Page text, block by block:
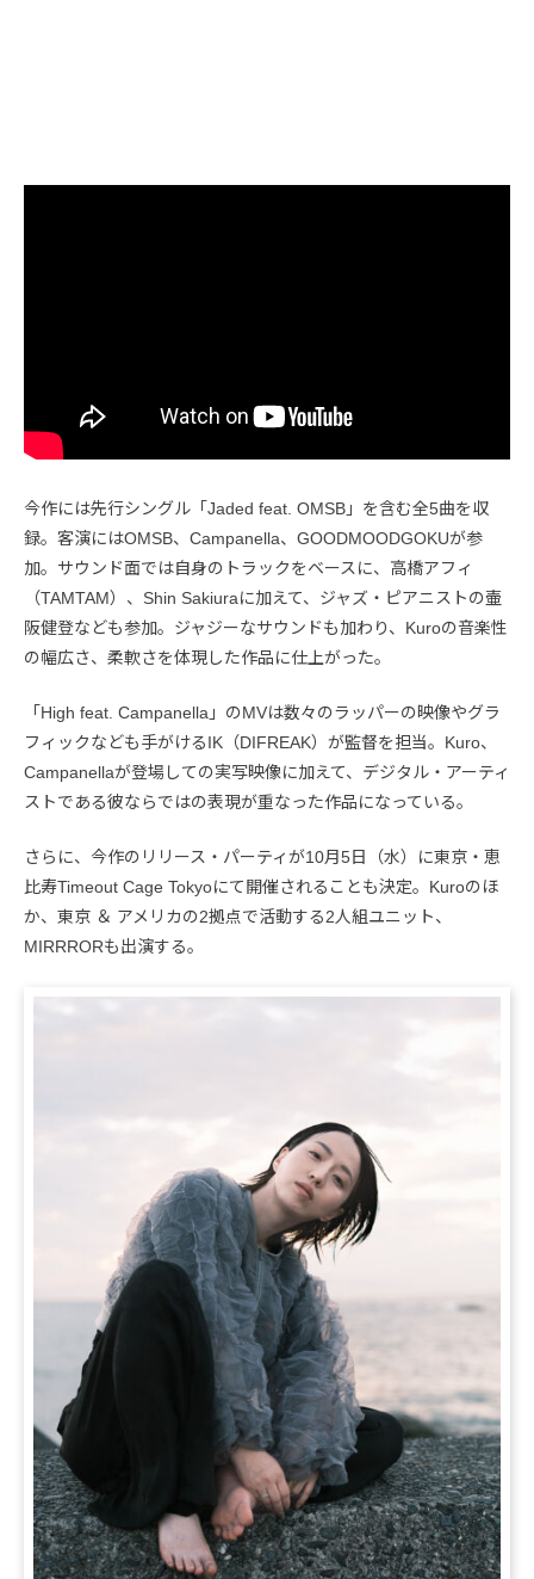
今作には先行シングル「Jaded feat. OMSB」を含む全5曲を収
録。客演にはOMSB、Campanella、GOODMOODGOKUが参
加。サウンド面では自身のトラックをベースに、高橋アフィ
（TAMTAM）、Shin Sakiuraに加えて、ジャズ・ピアニストの壷
阪健登なども参加。ジャジーなサウンドも加わり、Kuroの音楽性
の幅広さ、柔軟さを体現した作品に仕上がった。
「High feat. Campanella」のMVは数々のラッパーの映像やグラ
フィックなども手がけるIK（DIFREAK）が監督を担当。Kuro、
Campanellaが登場しての実写映像に加えて、デジタル・アーティ
ストである彼ならではの表現が重なった作品になっている。
さらに、今作のリリース・パーティが10月5日（水）に東京・恵
比寿Timeout Cage Tokyoにて開催されることも決定。Kuroのほ
か、東京 ＆ アメリカの2拠点で活動する2人組ユニット、
MIRRRORも出演する。